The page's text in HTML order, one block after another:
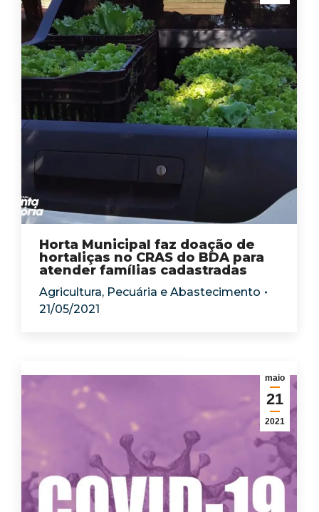
Horta Municipal faz doação de
hortaliças no CRAS do BDA para
atender famílias cadastradas
Agricultura, Pecuária e Abastecimento
21/05/2021
maio
21
2021